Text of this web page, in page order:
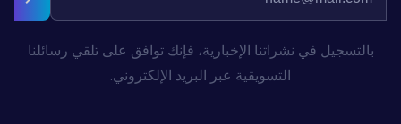
بالتسجيل في نشراتنا الإخبارية، فإنك توافق على تلقي رسائلنا
التسويقية عبر البريد الإلكتروني.